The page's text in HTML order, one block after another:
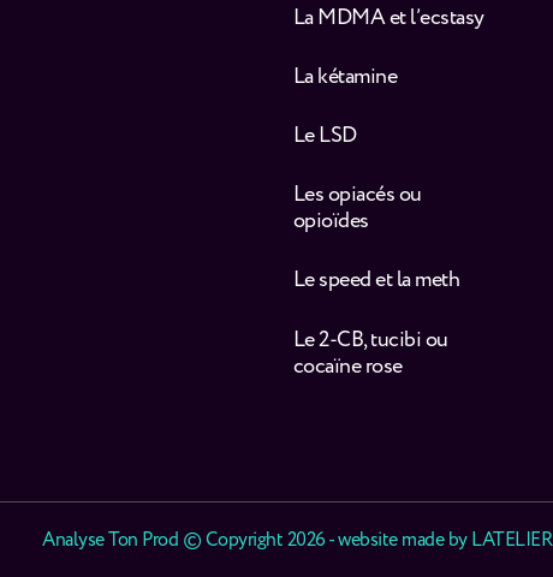
La MDMA et l’ecstasy
La kétamine
Le LSD
Les opiacés ou
opioïdes
Le speed et la meth
Le 2-CB, tucibi ou
cocaïne rose
Analyse Ton Prod © Copyright 2026 - website made byLATELIER